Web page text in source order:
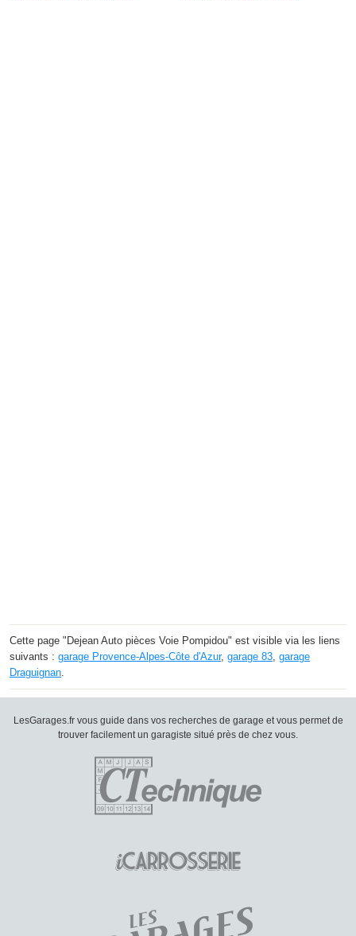
Cette page "Dejean Auto pièces Voie Pompidou" est visible via les liens
suivants : garage Provence-Alpes-Côte d'Azur, garage 83, garage
Draguignan.
LesGarages.fr vous guide dans vos recherches de garage et vous permet de
trouver facilement un garagiste situé près de chez vous.